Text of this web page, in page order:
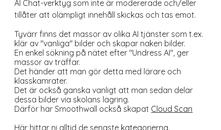
AI Chat-verktyg som inte är modererade och/eller
tillåter att olämpligt innehåll skickas och tas emot.
Tyvärr finns det massor av olika AI tjänster som t.ex.
klär av "vanliga" bilder och skapar naken bilder.
En enkel sökning på nätet efter "Undress AI", ger
massor av träffar.
Det händer att man gör detta med lärare och
klasskamrater.
Det är också ganska vanligt att man sedan delar
dessa bilder via skolans lagring.
Därför har Smoothwall också skapat Cloud Scan
Här hittar ni alltid de senaste kategorierna.